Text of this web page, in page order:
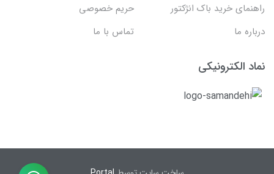
راهنمای خرید باک انژکتور
حریم خصوصی
درباره ما
تماس با ما
نماد الکترونیکی